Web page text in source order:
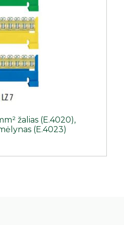
žalias (E.4020),
(E.4023)